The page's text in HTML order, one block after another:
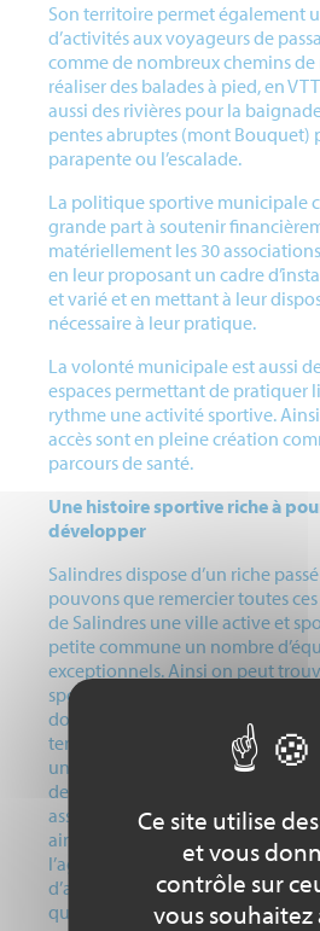
Son territoire permet également
d’activités aux voyageurs de
comme de nombreux chemins
réaliser des balades à pied, en
aussi des rivières pour la
pentes abruptes (mont Bouquet)
parapente ou l’escalade.
La politique sportive municipale
grande part à soutenir
matériellement les 30
en leur proposant un cadre
et varié et en mettant à leur
nécessaire à leur pratique.
La volonté municipale est aussi
espaces permettant de pratiquer
rythme une activité sportive.
accès sont en pleine création
parcours de santé.
Une histoire sportive riche à
développer
Salindres dispose d’un riche
pouvons que remercier toutes
de Salindres une ville active et
petite commune un nombre
exceptionnels. Ainsi on peut
sportif avec un gymnase, 2
donc un en synthétique, une
tennis de table, une piscine d’été,
une piste pour voiture
de danse, et un boulodrome
associations sportives viennent
ainsi permettre aux salindrois et
l’agglomération d’Alès de
d’activités physiques
qualité.
Ce site utilise
et vous
contrôle sur
vous souhaitez